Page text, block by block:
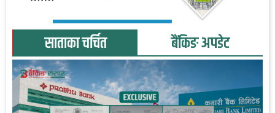
साताका चर्चित बैंकिङ अपडेट